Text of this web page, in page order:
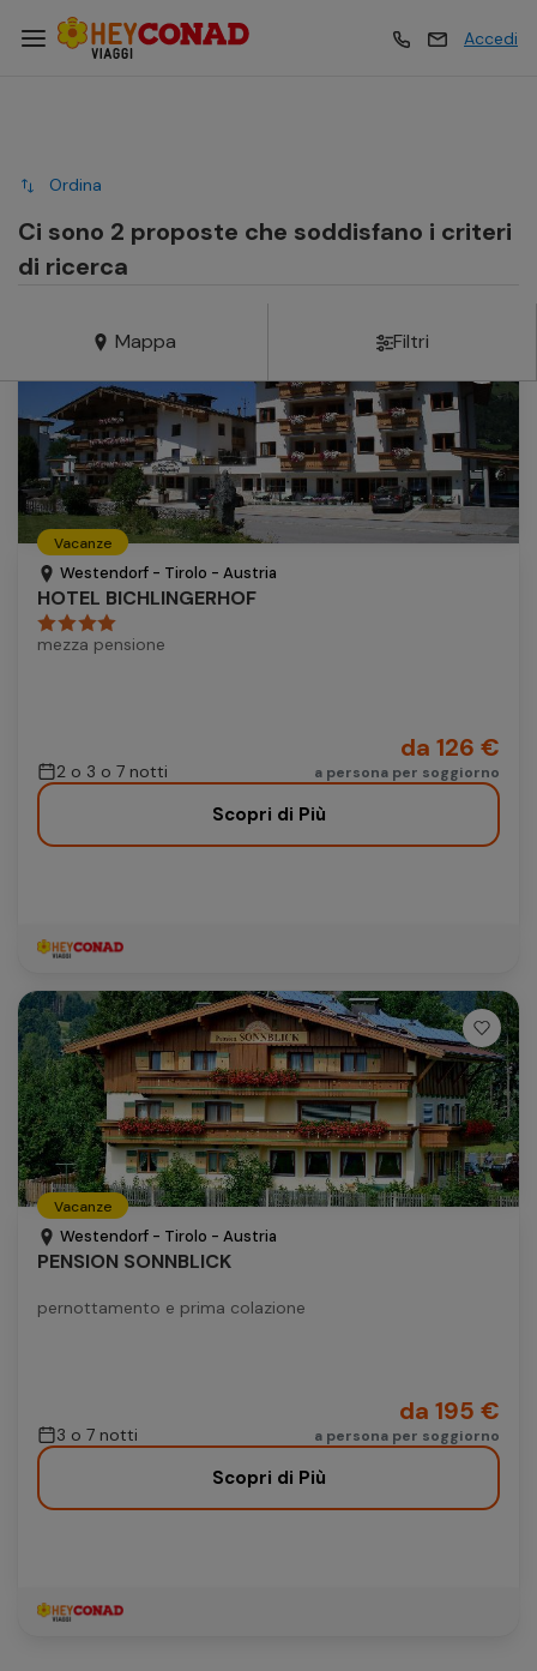
Esperienze
Crociere
Traghetti
Autonoleggio
Parcheggio
Accedi
Esperienze
Crociere
Traghetti
Autonoleggio
Mappa Filtri
Ordina
Ci sono 2 proposte che soddisfano i criteri
di ricerca
Vacanze
Westendorf - Tirolo - Austria
HOTEL BICHLINGERHOF
mezza pensione
2 o 3 o 7 notti
da 126 €
a persona per soggiorno
Scopri di Più
Vacanze
Westendorf - Tirolo - Austria
PENSION SONNBLICK
pernottamento e prima colazione
3 o 7 notti
da 195 €
a persona per soggiorno
Scopri di Più